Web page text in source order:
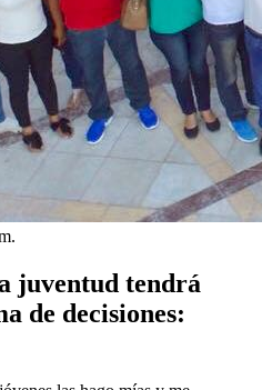
juventud tendrá
de decisiones: